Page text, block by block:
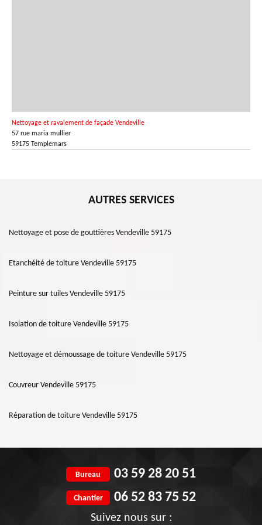
Nettoyage et ravalement de façade Vendeville
57 rue maria mullier
59175 Templemars
AUTRES SERVICES
Nettoyage et pose de gouttières Vendeville 59175
Etanchéité de toiture Vendeville 59175
Peinture sur tuiles Vendeville 59175
Isolation de toiture Vendeville 59175
Nettoyage et démoussage de toiture Vendeville 59175
Couvreur Vendeville 59175
Réparation de toiture Vendeville 59175
Bureau 03 59 28 20 51
Chantier 06 52 83 75 52
Suivez nous sur :